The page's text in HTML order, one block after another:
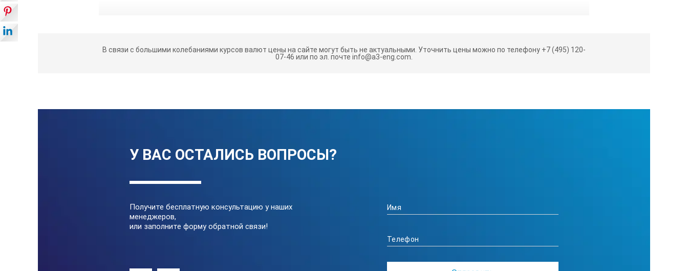
В связи с большими колебаниями курсов валют цены на сайте могут быть не актуальными. Уточнить цены можно по телефону +7 (495) 120-
07-46 или по эл. почте info@a3-eng.com.
У ВАС ОСТАЛИСЬ ВОПРОСЫ?
Получите бесплатную консультацию у наших
менеджеров,
или заполните форму обратной связи!